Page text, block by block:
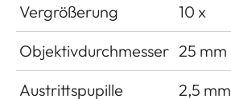
Vergrößerung
10 x
Objektivdurchmesser 25 mm
Austrittspupille
2,5 mm